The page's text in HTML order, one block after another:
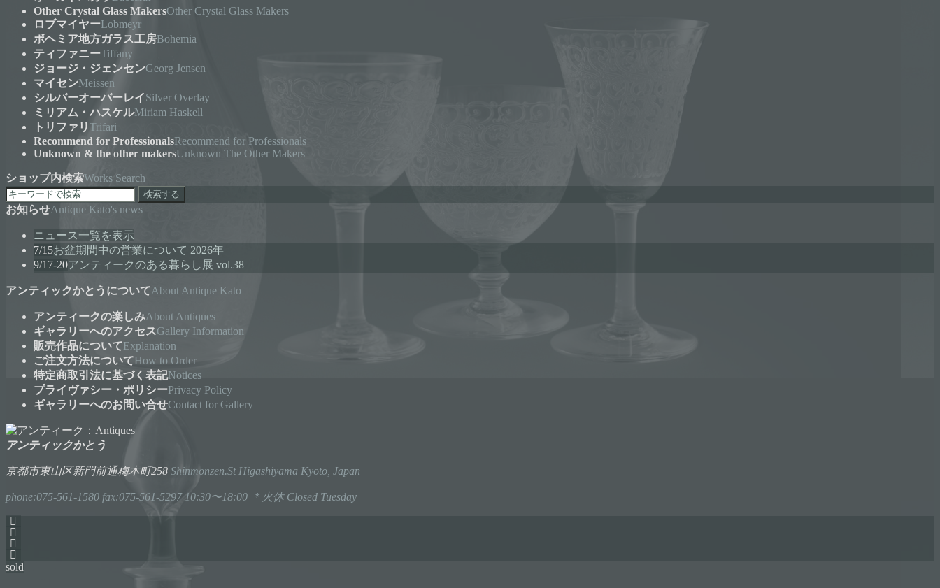
Other Crystal Glass MakersOther Crystal Glass Makers
ロブマイヤーLobmeyr
ボヘミア地方ガラス工房Bohemia
ティファニーTiffany
ジョージ・ジェンセンGeorg Jensen
マイセンMeissen
シルバーオーバーレイSilver Overlay
ミリアム・ハスケルMiriam Haskell
トリファリTrifari
Recommend for ProfessionalsRecommend for Professionals
Unknown & the other makersUnknown The Other Makers
ショップ内検索Works Search
検索する
お知らせAntique Kato's news
ニュース一覧を表示
7/15お盆期間中の営業について 2026年
9/17-20アンティークのある暮らし展 vol.38
アンティックかとうについてAbout Antique Kato
アンティークの楽しみAbout Antiques
ギャラリーへのアクセスGallery Information
販売作品についてExplanation
ご注文方法についてHow to Order
特定商取引法に基づく表記Notices
プライヴァシー・ポリシーPrivacy Policy
ギャラリーへのお問い合せContact for Gallery
アンティックかとう
京都市東山区新門前通梅本町258 Shinmonzen.St Higashiyama Kyoto, Japan
phone:075-561-1580 fax:075-561-5297 10:30〜18:00 ＊火休 Closed Tuesday
sold